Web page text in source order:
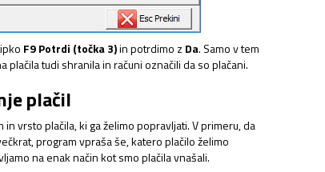
F9 Potrdi (točka 3)in potrdimo z Da. Samo v tem
plačila tudi shranila in računi označili da so plačani.
plačil
in vrsto plačila, ki ga želimo popravljati. V primeru, da
program vpraša še, katero plačilo želimo
na enak način kot smo plačila vnašali.